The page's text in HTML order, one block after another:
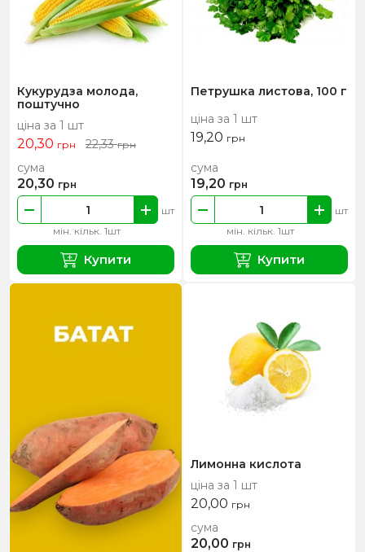
Кукурудза молода,
поштучно
ціна за 1 шт
20,30 грн 22,33грн
мін. кільк. 1шт
шт
сума
20,30 грн
Купити
Петрушка листова, 100 г
ціна за 1 шт
19,20 грн
мін. кільк. 1шт
шт
сума
19,20 грн
Купити
Лимонна кислота
ціна за 1 шт
20,00 грн
сума
20,00 грн